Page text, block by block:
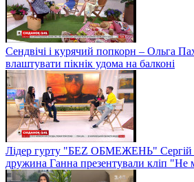
Сендвічі і курячий попкорн – Ольга
влаштувати пікнік удома на балконі
Лідер гурту "БЕZ ОБМЕЖЕНЬ" Сергій
дружина Ганна презентували кліп "Не